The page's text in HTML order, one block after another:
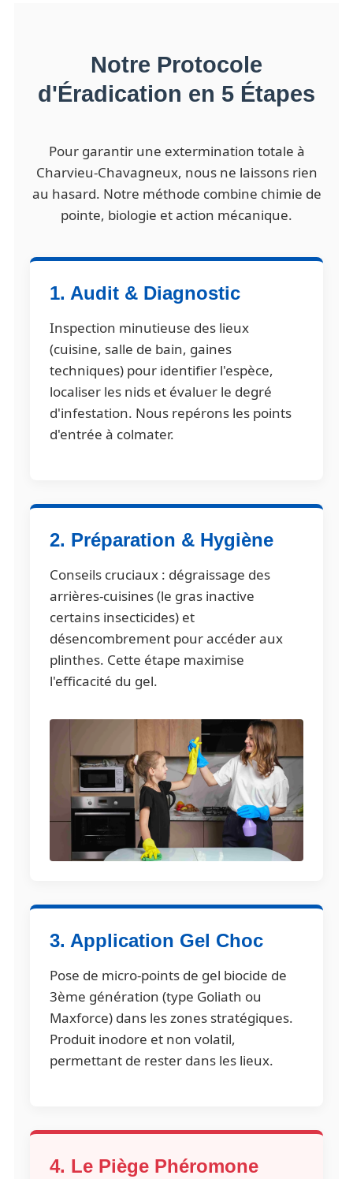
Notre Protocole
d'Éradication en 5 Étapes
Pour garantir une extermination totale à
Charvieu-Chavagneux, nous ne laissons rien
au hasard. Notre méthode combine chimie de
pointe, biologie et action mécanique.
1. Audit & Diagnostic
Inspection minutieuse des lieux
(cuisine, salle de bain, gaines
techniques) pour identifier l'espèce,
localiser les nids et évaluer le degré
d'infestation. Nous repérons les points
d'entrée à colmater.
2. Préparation & Hygiène
Conseils cruciaux : dégraissage des
arrières-cuisines (le gras inactive
certains insecticides) et
désencombrement pour accéder aux
plinthes. Cette étape maximise
l'efficacité du gel.
3. Application Gel Choc
Pose de micro-points de gel biocide de
3ème génération (type Goliath ou
Maxforce) dans les zones stratégiques.
Produit inodore et non volatil,
permettant de rester dans les lieux.
4. Le Piège Phéromone